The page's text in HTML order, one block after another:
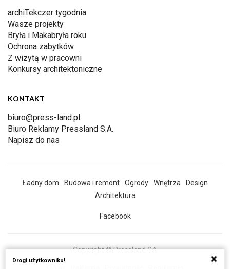
archiTekczer tygodnia
Wasze projekty
Bryła i Makabryła roku
Ochrona zabytków
Z wizytą w pracowni
Konkursy architektoniczne
KONTAKT
biuro@press-land.pl
Biuro Reklamy Pressland S.A.
Napisz do nas
Ładny dom Budowa i remont Ogrody Wnętrza
Design
Architektura
Facebook
Copyright © Pressland SA
Drogi użytkowniku!